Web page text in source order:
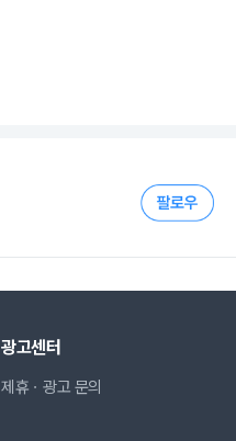
광고센터
제휴ㆍ광고 문의